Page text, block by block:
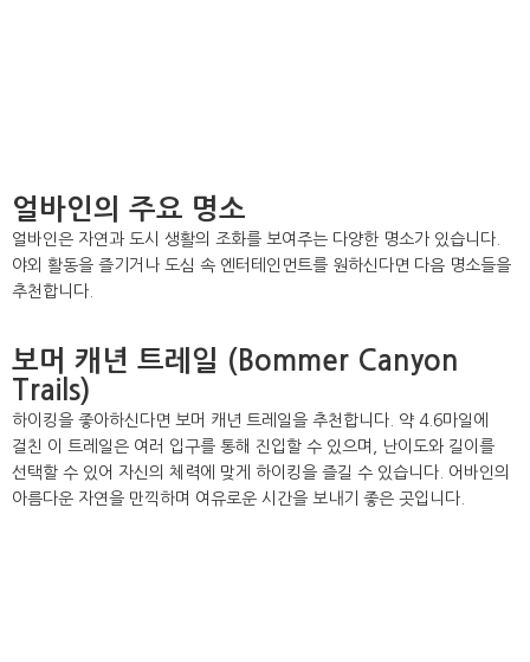
얼바인의 주요 명소
얼바인은 자연과 도시 생활의 조화를 보여주는 다양한 명소가 있습니다.
야외 활동을 즐기거나 도심 속 엔터테인먼트를 원하신다면 다음 명소들을
추천합니다.
보머 캐년 트레일 (Bommer Canyon
Trails)
하이킹을 좋아하신다면 보머 캐년 트레일을 추천합니다. 약 4.6마일에
걸친 이 트레일은 여러 입구를 통해 진입할 수 있으며, 난이도와 길이를
선택할 수 있어 자신의 체력에 맞게 하이킹을 즐길 수 있습니다. 어바인의
아름다운 자연을 만끽하며 여유로운 시간을 보내기 좋은 곳입니다.